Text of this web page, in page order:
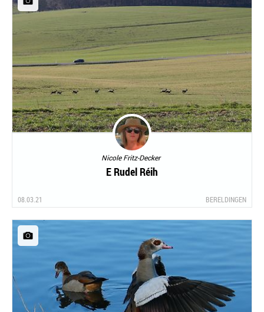
Nicole Fritz-Decker
E Rudel Réih
08.03.21 BERELDINGEN